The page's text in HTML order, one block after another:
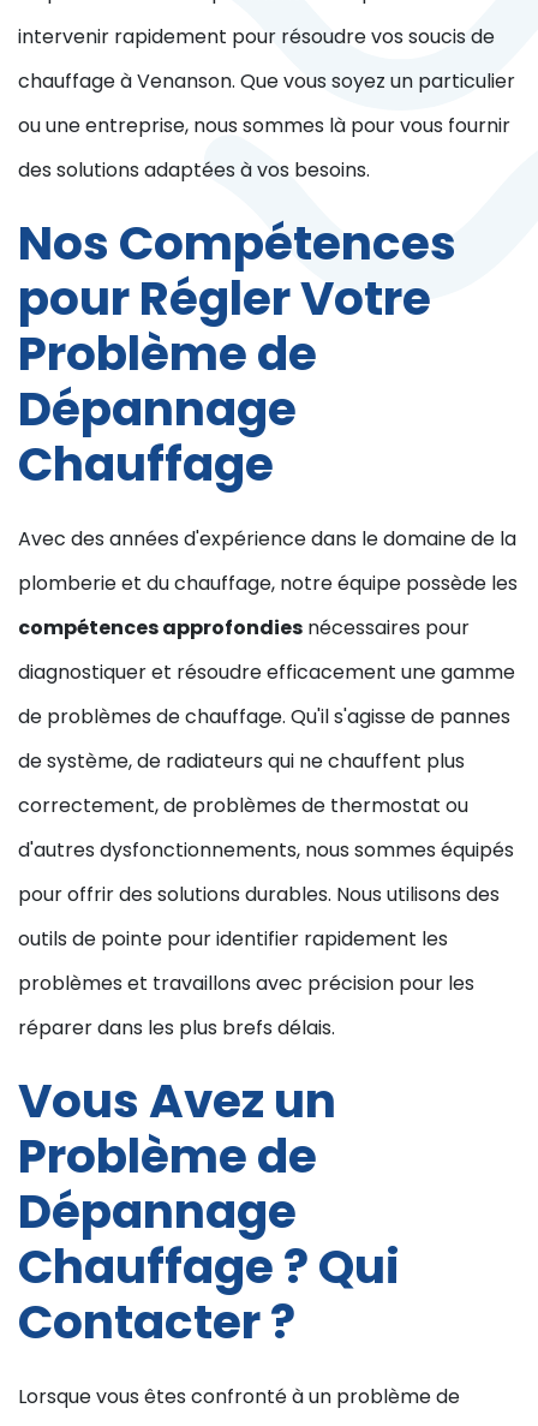
intervenir rapidement pour résoudre vos soucis de
chauffage à Venanson. Que vous soyez un particulier
ou une entreprise, nous sommes là pour vous fournir
des solutions adaptées à vos besoins.
Nos Compétences
pour Régler Votre
Problème de
Dépannage
Chauffage
Avec des années d'expérience dans le domaine de la
plomberie et du chauffage, notre équipe possède les
compétences approfondies nécessaires pour
diagnostiquer et résoudre efficacement une gamme
de problèmes de chauffage. Qu'il s'agisse de pannes
de système, de radiateurs qui ne chauffent plus
correctement, de problèmes de thermostat ou
d'autres dysfonctionnements, nous sommes équipés
pour offrir des solutions durables. Nous utilisons des
outils de pointe pour identifier rapidement les
problèmes et travaillons avec précision pour les
réparer dans les plus brefs délais.
Vous Avez un
Problème de
Dépannage
Chauffage ? Qui
Contacter ?
Lorsque vous êtes confronté à un problème de